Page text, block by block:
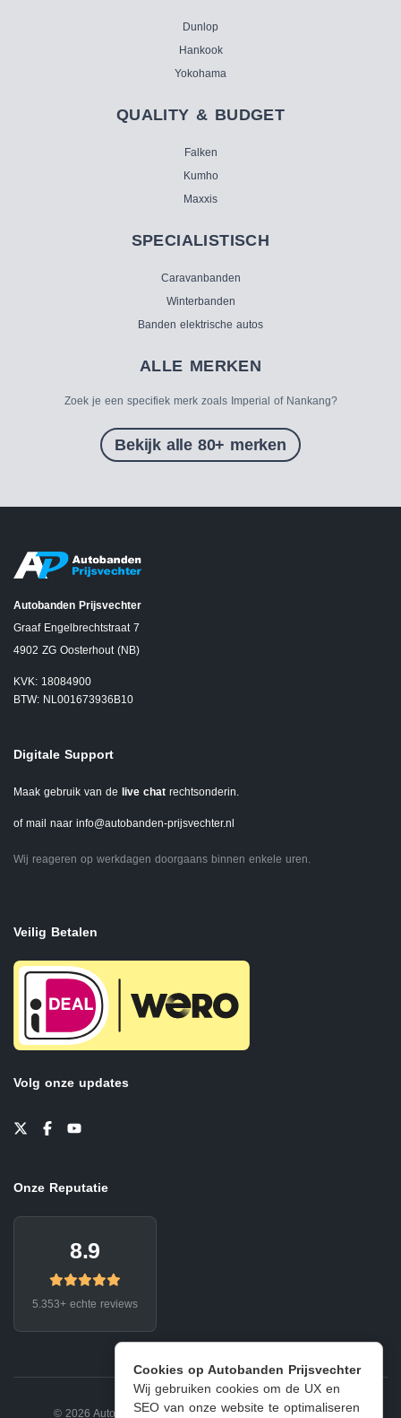
Cookies op Autobanden Prijsvechter
Wij gebruiken cookies om de UX en
SEO van onze website te optimaliseren
Dunlop
Hankook
Yokohama
QUALITY & BUDGET
Falken
Kumho
Maxxis
SPECIALISTISCH
Caravanbanden
Winterbanden
Banden elektrische autos
ALLE MERKEN
Zoek je een specifiek merk zoals Imperial of Nankang?
Bekijk alle 80+ merken
Autobanden Prijsvechter
Graaf Engelbrechtstraat 7
4902 ZG Oosterhout (NB)
KVK: 18084900
BTW: NL001673936B10
Digitale Support
Maak gebruik van de live chat rechtsonderin.
of mail naar info@autobanden-prijsvechter.nl
Wij reageren op werkdagen doorgaans binnen enkele uren.
Veilig Betalen
Volg onze updates
Onze Reputatie
8.9
5.353+ echte reviews
© 2026 Autobanden Prijsvechter. Privacy | Voorwaarden